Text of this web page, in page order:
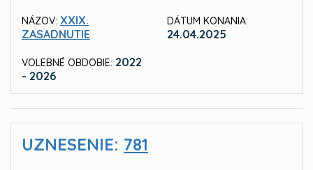
NÁZOV: XXIX.
ZASADNUTIE
VOLEBNÉ OBDOBIE: 2022
- 2026
DÁTUM KONANIA:
24.04.2025
UZNESENIE: 781